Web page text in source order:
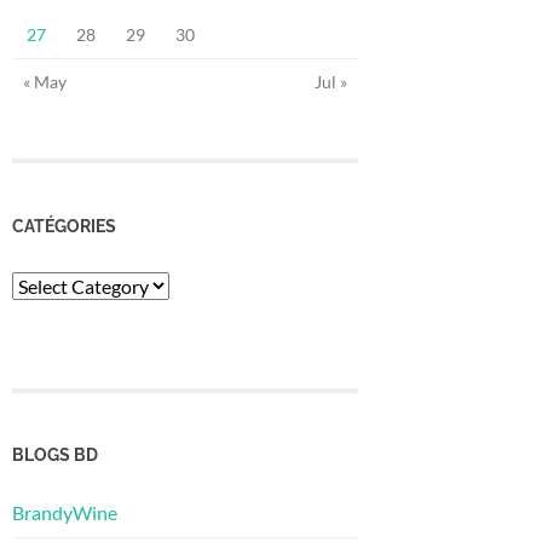
27 28 29 30
« May Jul »
CATÉGORIES
Catégories
BLOGS BD
BrandyWine